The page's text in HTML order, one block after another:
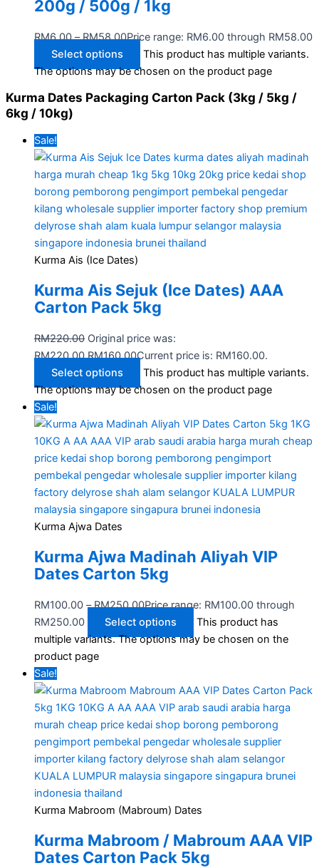
200g / 500g / 1kg
RM6.00 – RM58.00Price range: RM6.00 through RM58.00
Select options
This product has multiple variants.
The options may be chosen on the product page
Kurma Dates Packaging Carton Pack (3kg / 5kg /
6kg / 10kg)
Sale!
Kurma Ais (Ice Dates)
Kurma Ais Sejuk (Ice Dates) AAA
Carton Pack 5kg
RM220.00 Original price was:
RM220.00.RM160.00Current price is: RM160.00.
Select options
This product has multiple variants.
The options may be chosen on the product page
Sale!
Kurma Ajwa Dates
Kurma Ajwa Madinah Aliyah VIP
Dates Carton 5kg
RM100.00 – RM250.00Price range: RM100.00 through
RM250.00
Select options
This product has
multiple variants. The options may be chosen on the
product page
Sale!
Kurma Mabroom (Mabroum) Dates
Kurma Mabroom / Mabroum AAA VIP
Dates Carton Pack 5kg